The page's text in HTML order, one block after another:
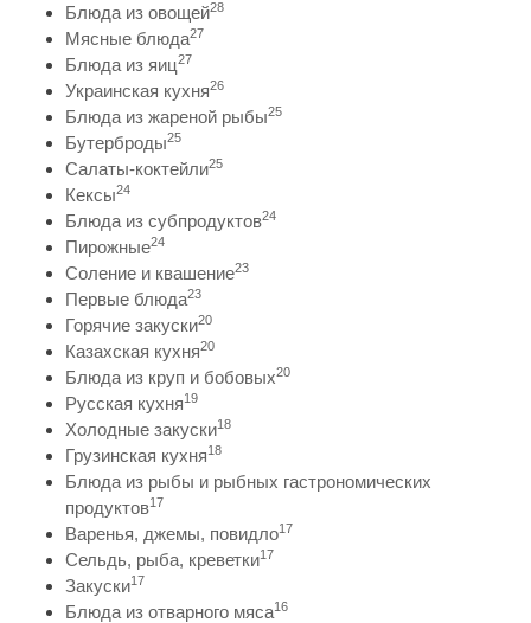
Блюда из овощей28
Мясные блюда27
Блюда из яиц27
Украинская кухня26
Блюда из жареной рыбы25
Бутерброды25
Салаты-коктейли25
Кексы24
Блюда из субпродуктов24
Пирожные24
Соление и квашение23
Первые блюда23
Горячие закуски20
Казахская кухня20
Блюда из круп и бобовых20
Русская кухня19
Холодные закуски18
Грузинская кухня18
Блюда из рыбы и рыбных гастрономических
продуктов17
Варенья, джемы, повидло17
Сельдь, рыба, креветки17
Закуски17
Блюда из отварного мяса16